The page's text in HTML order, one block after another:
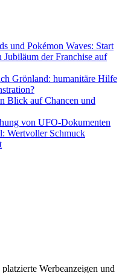
und Pokémon Waves: Start
der Franchise auf
Grönland: humanitäre Hilfe
Blick auf Chancen und
von UFO-Dokumenten
Wertvoller Schmuck
Werbeanzeigen und